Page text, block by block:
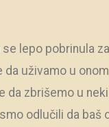
lepo pobrinula
uživamo u
zbrišemo u
odlučili da